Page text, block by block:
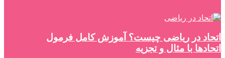
اتحاد در ریاضی چیست؟ آموزش کامل فرمول
اتحادها با مثال و تجزیه